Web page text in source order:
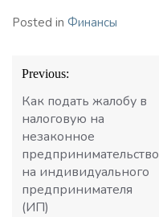
Posted in Финансы
Навигация
по
записям
Previous:
Как подать жалобу в
налоговую на
незаконное
предпринимательство
на индивидуального
предпринимателя
(ИП)